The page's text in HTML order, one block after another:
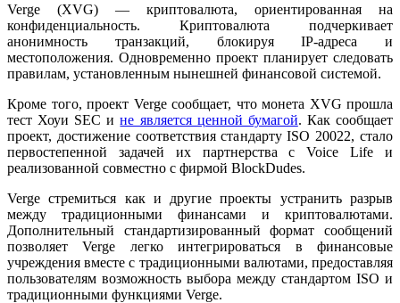
Verge (XVG) — криптовалюта, ориентированная на
конфиденциальность. Криптовалюта подчеркивает
анонимность транзакций, блокируя IP-адреса и
местоположения. Одновременно проект планирует следовать
правилам, установленным нынешней финансовой системой.
Кроме того, проект Verge сообщает, что монета XVG прошла
тест Хоуи SEC ине является ценной бумагой. Как сообщает
проект, достижение соответствия стандарту ISO 20022, стало
первостепенной задачей их партнерства с Voice Life и
реализованной совместно с фирмой BlockDudes.
Verge стремиться как и другие проекты устранить разрыв
между традиционными финансами и криптовалютами.
Дополнительный стандартизированный формат сообщений
позволяет Verge легко интегрироваться в финансовые
учреждения вместе с традиционными валютами, предоставляя
пользователям возможность выбора между стандартом ISO и
традиционными функциями Verge.